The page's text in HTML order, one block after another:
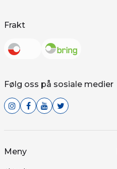
Frakt
Følg oss på sosiale medier
Meny